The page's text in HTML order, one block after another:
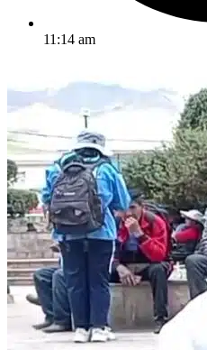
11:14 am